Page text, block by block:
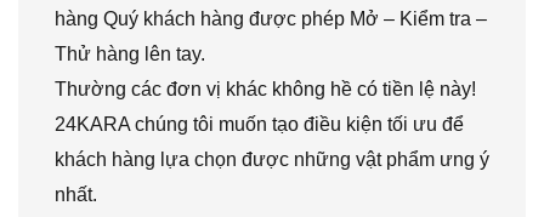
hàng Quý khách hàng được phép Mở – Kiểm tra –
Thử hàng lên tay.
Thường các đơn vị khác không hề có tiền lệ này!
24KARA chúng tôi muốn tạo điều kiện tối ưu để
khách hàng lựa chọn được những vật phẩm ưng ý
nhất.